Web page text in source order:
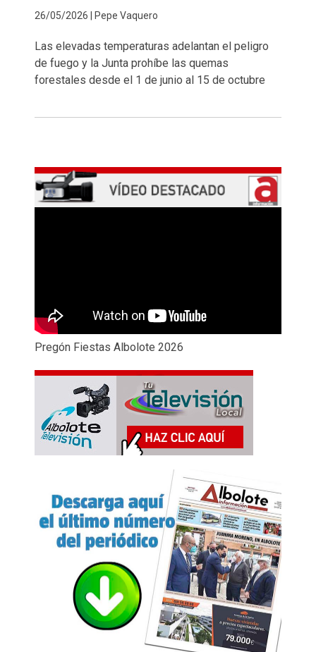
26/05/2026 | Pepe Vaquero
Las elevadas temperaturas adelantan el peligro
de fuego y la Junta prohíbe las quemas
forestales desde el 1 de junio al 15 de octubre
Pregón Fiestas Albolote 2026